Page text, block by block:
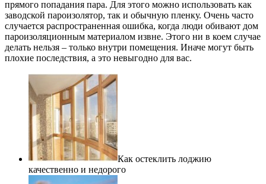
прямого попадания пара. Для этого можно использовать как
заводской пароизолятор, так и обычную пленку. Очень часто
случается распространенная ошибка, когда люди обивают дом
пароизоляционным материалом извне. Этого ни в коем случае
делать нельзя – только внутри помещения. Иначе могут быть
плохие последствия, а это невыгодно для вас.
Как остеклить лоджию
качественно и недорого